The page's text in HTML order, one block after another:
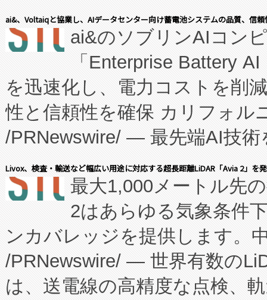
表しました。 同社の実績ある
manufacturing™ (FCCM™) プ
たNeXは、バイオ医薬品製造
従来のフェッドバッチ施設の
に、患者やサプライチェーン
キー方式で拡張性が高く、持
す。FCCM‑を活用した現地生
患者にとっての費用負担を大
のアクセスを大幅に拡大する
Fully-Connected Continuous
プログラムには、施設設計・
に関する技術移転および知的
ai&、Voltaiqと協業し、AIデータセンター向け蓄電池システムの品質、信
ai&のソブリンAIコン
「Enterprise Battery
を迅速化し、電力コストを削
性と信頼性を確保 カリフォル
/PRNewswire/ — 最先端AI技術
会社エーアイ・アンド：本社
President原信平）と、エンタ
ードするVoltaiqは、日本にあ
ーエネルギー貯蔵システム（
た。 Voltaiq独自のAI搭載プラ
定、統合、導入、運用に至る
Livox、検査・輸送など幅広い用途に対応する超長距離LiDAR「Avia 2」を
最大1,000メートル先
2はあらゆる気象条件
ンカバレッジを提供します。
/PRNewswire/ — 世界有数の
は、送電線の高精度な点検、